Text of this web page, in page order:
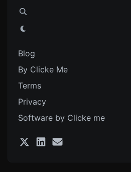
Blog
By Clicke Me
Terms
Privacy
Software by Clicke me